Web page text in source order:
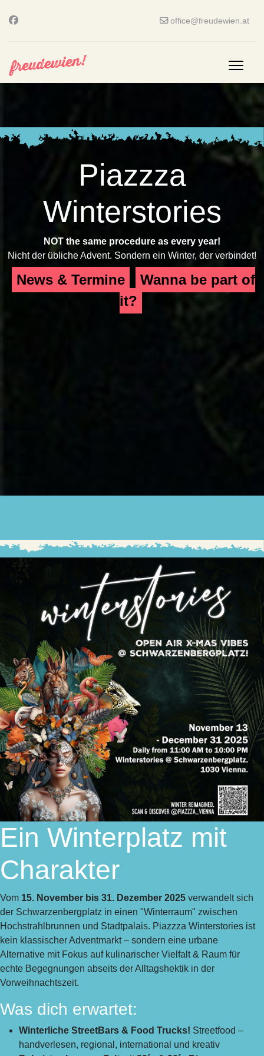
office@freudewien.at
Piazzza
Winterstories
NOT the same procedure as every year!
Nicht der übliche Advent. Sondern ein Winter, der verbindet!
News & Termine
Wanna be part of
it?
Ein Winterplatz mit
Charakter
Vom 15. November bis 31. Dezember 2025 verwandelt sich
der Schwarzenbergplatz in einen "Winterraum" zwischen
Hochstrahlbrunnen und Stadtpalais. Piazzza Winterstories ist
kein klassischer Adventmarkt – sondern eine urbane
Alternative mit Fokus auf kulinarischer Vielfalt & Raum für
echte Begegnungen abseits der Alltagshektik in der
Vorweihnachtszeit.
Was dich erwartet:
Winterliche StreetBars & Food Trucks! Streetfood –
handverlesen, regional, international und kreativ